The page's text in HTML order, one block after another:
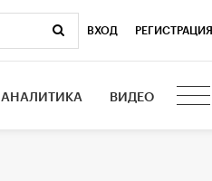
ВХОД РЕГИСТРАЦИЯ
АНАЛИТИКА ВИДЕО